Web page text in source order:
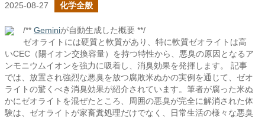
2025-08-27 化学全般
/** Geminiが自動生成した概要 **/
ゼオライトには硬質と軟質があり、特に軟質ゼオライトは高
いCEC（陽イオン交換容量）を持つ特性から、悪臭の原因となるア
ンモニウムイオンを強力に吸着し、消臭効果を発揮します。 記事
では、放置され強烈な悪臭を放つ腐敗米ぬかの実例を通じて、ゼオ
ライトの驚くべき消臭効果が紹介されています。筆者が腐った米ぬ
かにゼオライトを混ぜたところ、周囲の悪臭が完全に解消された体
験は、ゼオライトが家畜糞処理だけでなく、日常生活の様々な悪臭